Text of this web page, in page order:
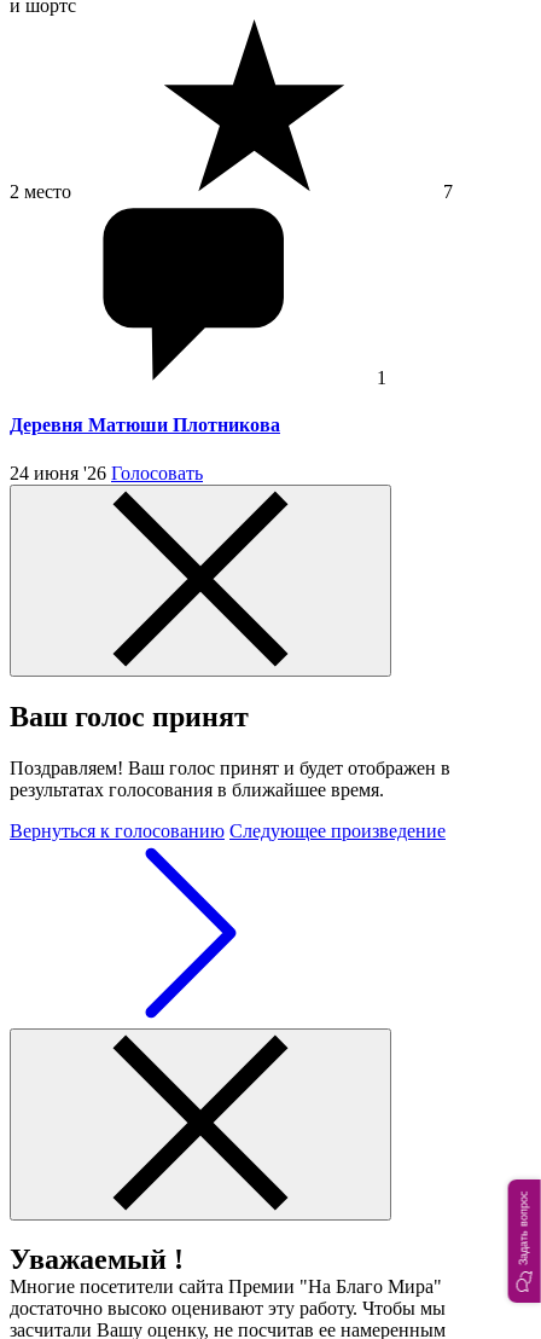
и шортс
2 место 7
1
Деревня Матюши Плотникова
24 июня '26 Голосовать
Ваш голос принят
Поздравляем! Ваш голос принят и будет отображен в
результатах голосования в ближайшее время.
Вернуться к голосованию Следующее произведение
Уважаемый !
Многие посетители сайта Премии "На Благо Мира"
достаточно высоко оценивают эту работу. Чтобы мы
засчитали Вашу оценку, не посчитав ее намеренным
Задать вопрос